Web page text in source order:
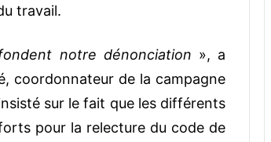
travail.
notre dénonciation », a
coordonnateur de la campagne
sur le fait que les différents
pour la relecture du code de